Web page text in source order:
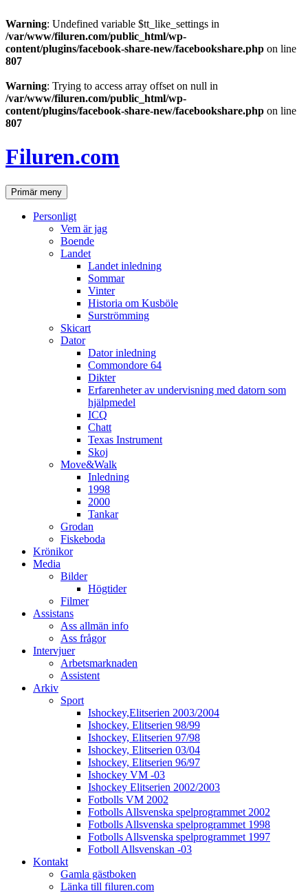
Warning: Undefined variable $tt_like_settings in
/var/www/filuren.com/public_html/wp-
content/plugins/facebook-share-new/facebookshare.php on line
807
Warning: Trying to access array offset on null in
/var/www/filuren.com/public_html/wp-
content/plugins/facebook-share-new/facebookshare.php on line
807
till
innehåll
Filuren.com
SökPrimär meny
Personligt
Vem är jag
Boende
Landet
Landet inledning
Sommar
Vinter
Historia om Kusböle
Surströmming
Skicart
Dator
Dator inledning
Commondore 64
Dikter
Erfarenheter av undervisning med datorn som
hjälpmedel
ICQ
Chatt
Texas Instrument
Skoj
Move&Walk
Inledning
1998
2000
Tankar
Grodan
Fiskeboda
Krönikor
Media
Bilder
Högtider
Filmer
Assistans
Ass allmän info
Ass frågor
Intervjuer
Arbetsmarknaden
Assistent
Arkiv
Sport
Ishockey,Elitserien 2003/2004
Ishockey, Elitserien 98/99
Ishockey, Elitserien 97/98
Ishockey, Elitserien 03/04
Ishockey, Elitserien 96/97
Ishockey VM -03
Ishockey Elitserien 2002/2003
Fotbolls VM 2002
Fotbolls Allsvenska spelprogrammet 2002
Fotbolls Allsvenska spelprogrammet 1998
Fotbolls Allsvenska spelprogrammet 1997
Fotboll Allsvenskan -03
Kontakt
Gamla gästboken
Länka till filuren.com